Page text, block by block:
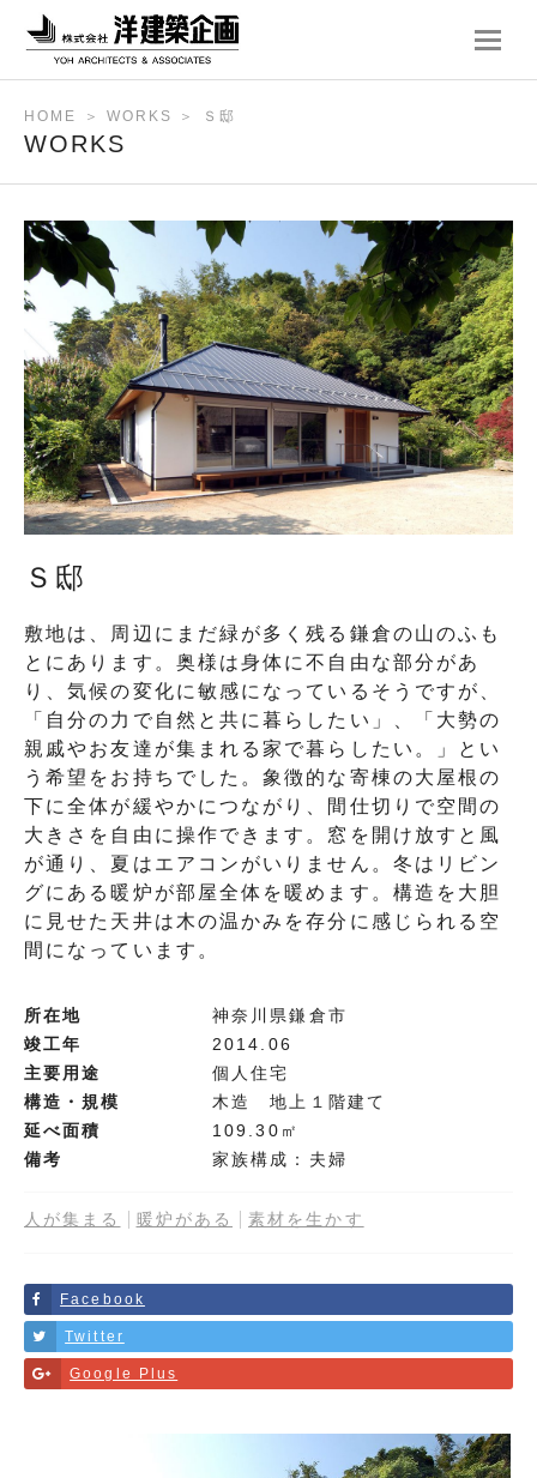
ナ
ョ
HOME ＞ WORKS ＞ Ｓ邸
WORKS
Ｓ邸
敷地は、周辺にまだ緑が多く残る鎌倉の山のふも
とにあります。奥様は身体に不自由な部分があ
り、気候の変化に敏感になっているそうですが、
「自分の力で自然と共に暮らしたい」、「大勢の
親戚やお友達が集まれる家で暮らしたい。」とい
う希望をお持ちでした。象徴的な寄棟の大屋根の
下に全体が緩やかにつながり、間仕切りで空間の
大きさを自由に操作できます。窓を開け放すと風
が通り、夏はエアコンがいりません。冬はリビン
グにある暖炉が部屋全体を暖めます。構造を大胆
に見せた天井は木の温かみを存分に感じられる空
間になっています。
所在地
神奈川県鎌倉市
竣工年
2014.06
主要用途
個人住宅
構造・規模
木造 地上１階建て
延べ面積
109.30㎡
備考
家族構成：夫婦
人が集まる 暖炉がある 素材を生かす
Facebook
Twitter
Google Plus